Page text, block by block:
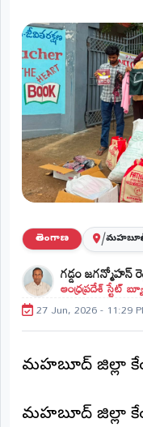
(Live
Radio)
ప్రాంతీయ
వార్తలు
(STATE)
తెలంగాణ
ఆంధ్రప్రదేశ్
ప్రధాన
విభాగాలు
వినోదం
భక్తి
క్రీడలు
జాతీయం
తెలంగాణ /
గడ్డం జగన్మోహన్
ఆంధ్రప్రదేశ్ స్టేట్
27 Jun, 2026 - 11:29
మహబూబాబాద్ జిల్లా
మహబూబాబాద్